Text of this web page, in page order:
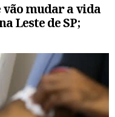
vão mudar a vida
Leste de SP;